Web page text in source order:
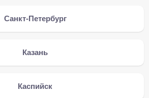
Санкт-Петербург
Казань
Каспийск